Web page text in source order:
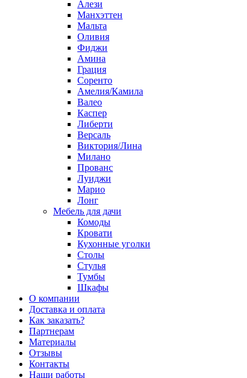
Алези
Манхэттен
Мальта
Оливия
Фиджи
Амина
Грация
Соренто
Амелия/Камила
Валео
Каспер
Либерти
Версаль
Виктория/Лина
Милано
Прованс
Луиджи
Марио
Лонг
Мебель для дачи
Комоды
Кровати
Кухонные уголки
Столы
Стулья
Тумбы
Шкафы
О компании
Доставка и оплата
Как заказать?
Партнерам
Материалы
Отзывы
Контакты
Наши работы